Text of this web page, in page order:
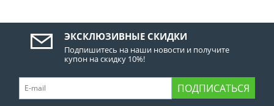
ЭКСКЛЮЗИВНЫЕ СКИДКИ
Подпишитесь на наши новости и получите
купон на скидку 10%!
ПОДПИСАТЬСЯ